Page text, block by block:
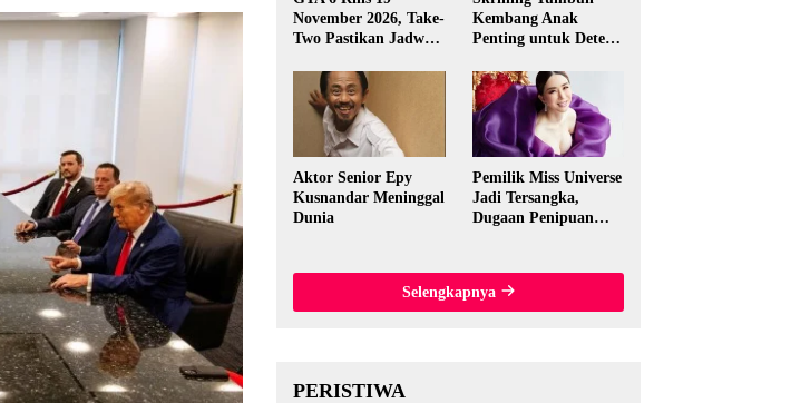
November 2026, Take-
Two Pastikan Jadwal
Kembang Anak
Penting untuk Deteksi
Perkembangan
Aktor Senior Epy
Kusnandar Meninggal
Dunia
Pemilik Miss Universe
Jadi Tersangka,
Dugaan Penipuan
Thailand
Selengkapnya
PERISTIWA